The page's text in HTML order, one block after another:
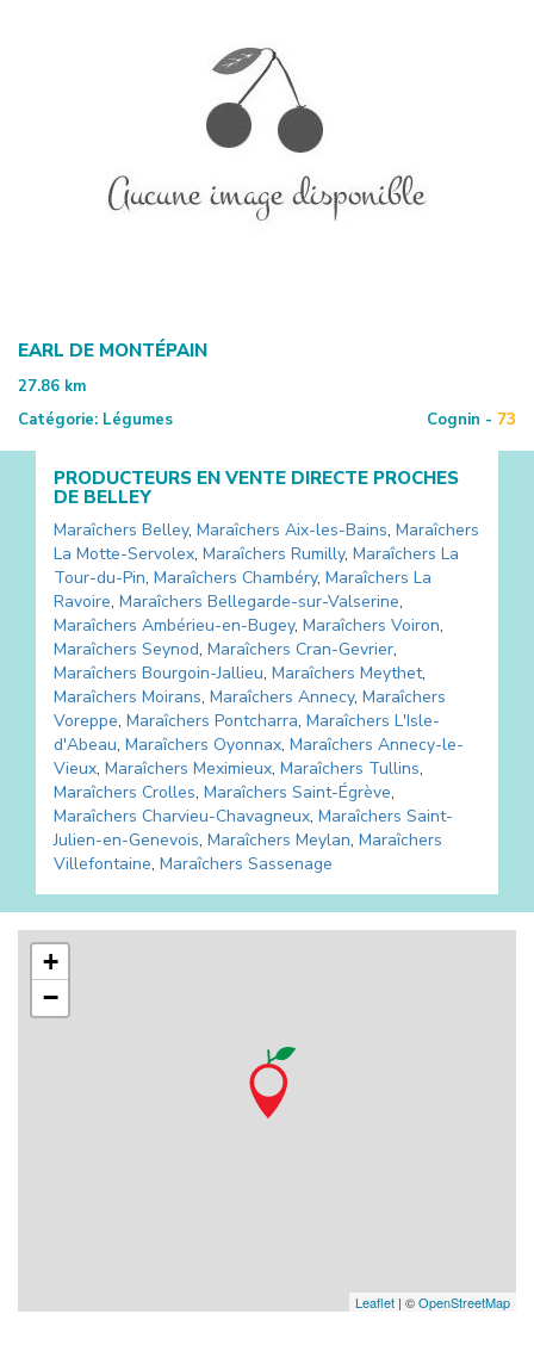
EARL DE MONTÉPAIN
27.86 km
Catégorie: Légumes Cognin - 73
PRODUCTEURS EN VENTE DIRECTE PROCHES
DE BELLEY
Maraîchers Belley, Maraîchers Aix-les-Bains, Maraîchers
La Motte-Servolex, Maraîchers Rumilly, Maraîchers La
Tour-du-Pin, Maraîchers Chambéry, Maraîchers La
Ravoire, Maraîchers Bellegarde-sur-Valserine,
Maraîchers Ambérieu-en-Bugey, Maraîchers Voiron,
Maraîchers Seynod, Maraîchers Cran-Gevrier,
Maraîchers Bourgoin-Jallieu, Maraîchers Meythet,
Maraîchers Moirans, Maraîchers Annecy, Maraîchers
Voreppe, Maraîchers Pontcharra, Maraîchers L'Isle-
d'Abeau, Maraîchers Oyonnax, Maraîchers Annecy-le-
Vieux, Maraîchers Meximieux, Maraîchers Tullins,
Maraîchers Crolles, Maraîchers Saint-Égrève,
Maraîchers Charvieu-Chavagneux, Maraîchers Saint-
Julien-en-Genevois, Maraîchers Meylan, Maraîchers
Villefontaine, Maraîchers Sassenage
+
−
Leaflet | ©OpenStreetMap